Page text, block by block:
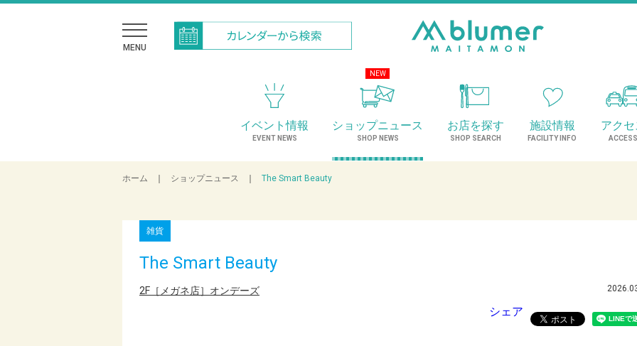
MENU
イベント情報
EVENT NEWS
NEW
ショップニュース
SHOP NEWS
お店を探す
SHOP SEARCH
施設情報
FACILITY INFO
アク
ホーム ショップニュース The Smart Beauty
雑貨
The Smart Beauty
2F［メガネ店］オンデーズ